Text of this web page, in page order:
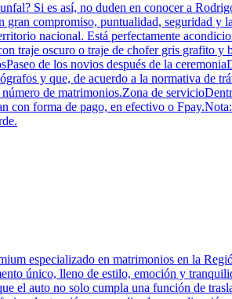
Si es así, no duden en conocer a
gran compromiso, puntualidad, seguridad
nacional. Está perfectamente
traje oscuro o traje de chofer gris grafito y
de los novios después de la
y que, de acuerdo a la normativa de
de matrimonios.Zona de
con forma de pago, en efectivo o
especializado en matrimonios en la
único, lleno de estilo, emoción y
el auto no solo cumpla una función de